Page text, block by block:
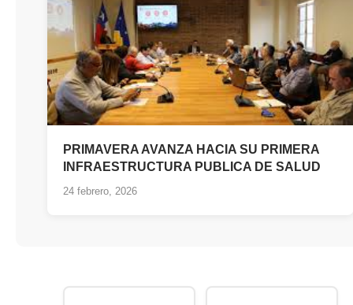
PRIMAVERA AVANZA HACIA SU PRIMERA
INFRAESTRUCTURA PUBLICA DE SALUD
24 febrero, 2026